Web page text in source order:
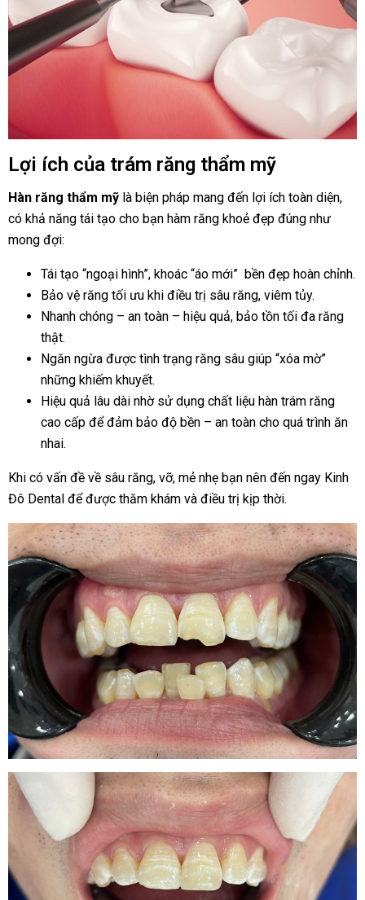
Lợi ích của trám răng thẩm mỹ
Hàn răng thẩm mỹ là biện pháp mang đến lợi ích toàn diện,
có khả năng tái tạo cho bạn hàm răng khoẻ đẹp đúng như
mong đợi:
Tái tạo “ngoại hình”, khoác “áo mới” bền đẹp hoàn chỉnh.
Bảo vệ răng tối ưu khi điều trị sâu răng, viêm tủy.
Nhanh chóng – an toàn – hiệu quả, bảo tồn tối đa răng
thật.
Ngăn ngừa được tình trạng răng sâu giúp “xóa mờ”
những khiếm khuyết.
Hiệu quả lâu dài nhờ sử dụng chất liệu hàn trám răng
cao cấp để đảm bảo độ bền – an toàn cho quá trình ăn
nhai.
Khi có vấn đề về sâu răng, vỡ, mẻ nhẹ bạn nên đến ngay Kinh
Đô Dental để được thăm khám và điều trị kịp thời.